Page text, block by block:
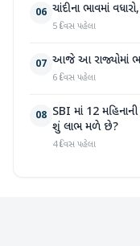
06 ચાંદીના ભાવમાં
5 દિવસ પહેલા
07 આજે આ રાજ્યોમાં
6 દિવસ પહેલા
08 SBI માં 12
શું લાભ મળે છે?
4 દિવસ પહેલા